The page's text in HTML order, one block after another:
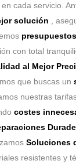
cada servicio.
solución ,
con total
al Mejor
que buscas un
nuestras
costes
Soluciones
resistentes y